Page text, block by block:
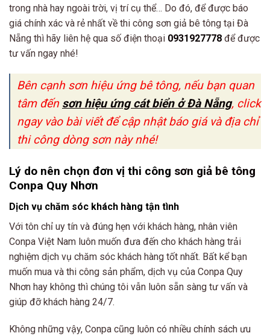
trong nhà hay ngoài trời, vị trí cụ thể… Do đó, để được báo
giá chính xác và rẻ nhất về thi công sơn giả bê tông tại Đà
Nẵng thì hãy liên hệ qua số điện thoại 0931927778 để được
tư vấn ngay nhé!
Bên cạnh sơn hiệu ứng bê tông, nếu bạn quan
tâm đến sơn hiệu ứng cát biển ở Đà Nẵng, click
ngay vào bài viết để cập nhật báo giá và địa chỉ
thi công dòng sơn này nhé!
Lý do nên chọn đơn vị thi công sơn giả bê tông
Conpa Quy Nhơn
Dịch vụ chăm sóc khách hàng tận tình
Với tôn chỉ uy tín và đúng hẹn với khách hàng, nhân viên
Conpa Việt Nam luôn muốn đưa đến cho khách hàng trải
nghiệm dịch vụ chăm sóc khách hàng tốt nhất. Bất kể bạn
muốn mua và thi công sản phẩm, dịch vụ của Conpa Quy
Nhơn hay không thì chúng tôi vẫn luôn sẵn sàng tư vấn và
giúp đỡ khách hàng 24/7.
Không những vậy, Conpa cũng luôn có nhiều chính sách ưu